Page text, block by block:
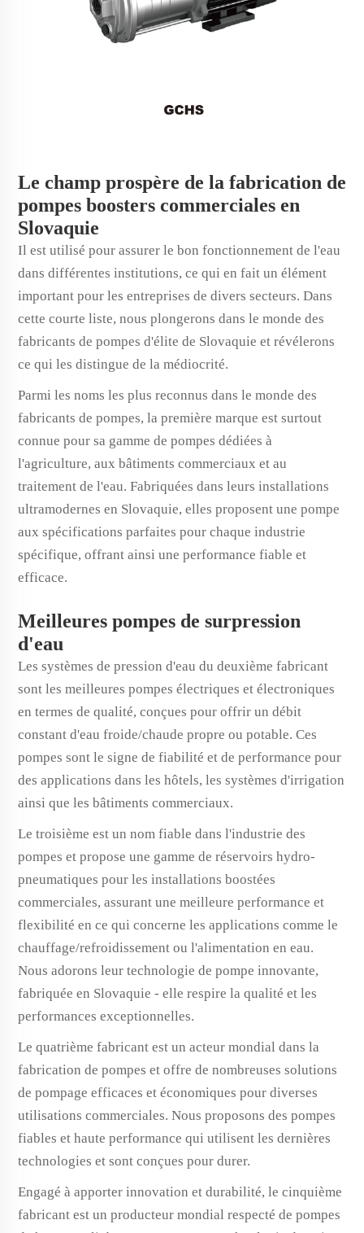
Le champ prospère de la fabrication de
pompes boosters commerciales en
Slovaquie
Il est utilisé pour assurer le bon fonctionnement de l'eau
dans différentes institutions, ce qui en fait un élément
important pour les entreprises de divers secteurs. Dans
cette courte liste, nous plongerons dans le monde des
fabricants de pompes d'élite de Slovaquie et révélerons
ce qui les distingue de la médiocrité.
Parmi les noms les plus reconnus dans le monde des
fabricants de pompes, la première marque est surtout
connue pour sa gamme de pompes dédiées à
l'agriculture, aux bâtiments commerciaux et au
traitement de l'eau. Fabriquées dans leurs installations
ultramodernes en Slovaquie, elles proposent une pompe
aux spécifications parfaites pour chaque industrie
spécifique, offrant ainsi une performance fiable et
efficace.
Meilleures pompes de surpression
d'eau
Les systèmes de pression d'eau du deuxième fabricant
sont les meilleures pompes électriques et électroniques
en termes de qualité, conçues pour offrir un débit
constant d'eau froide/chaude propre ou potable. Ces
pompes sont le signe de fiabilité et de performance pour
des applications dans les hôtels, les systèmes d'irrigation
ainsi que les bâtiments commerciaux.
Le troisième est un nom fiable dans l'industrie des
pompes et propose une gamme de réservoirs hydro-
pneumatiques pour les installations boostées
commerciales, assurant une meilleure performance et
flexibilité en ce qui concerne les applications comme le
chauffage/refroidissement ou l'alimentation en eau.
Nous adorons leur technologie de pompe innovante,
fabriquée en Slovaquie - elle respire la qualité et les
performances exceptionnelles.
Le quatrième fabricant est un acteur mondial dans la
fabrication de pompes et offre de nombreuses solutions
de pompage efficaces et économiques pour diverses
utilisations commerciales. Nous proposons des pompes
fiables et haute performance qui utilisent les dernières
technologies et sont conçues pour durer.
Engagé à apporter innovation et durabilité, le cinquième
fabricant est un producteur mondial respecté de pompes